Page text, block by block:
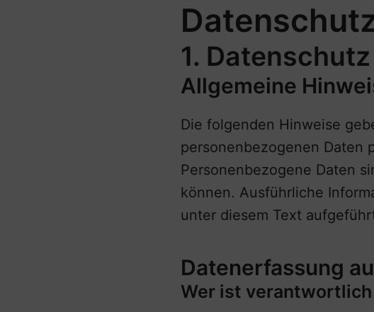
1.
Allgemeine
Die folgenden Hinweise
personenbezogenen Daten
Personenbezogene Daten
können. Ausführliche
unter diesem Text
Datenerfassung
Wer ist